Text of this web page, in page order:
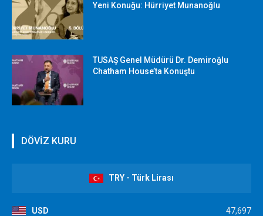
Yeni Konuğu: Hürriyet Munanoğlu
TUSAŞ Genel Müdürü Dr. Demiroğlu
Chatham House’ta Konuştu
DÖVİZ KURU
TRY - Türk Lirası
USD 47,697